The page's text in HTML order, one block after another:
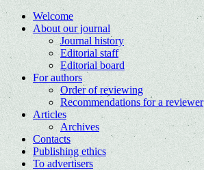
Welcome
About our journal
Journal history
Editorial staff
Editorial board
For authors
Order of reviewing
Recommendations for a reviewer
Articles
Archives
Contacts
Publishing ethics
To advertisers